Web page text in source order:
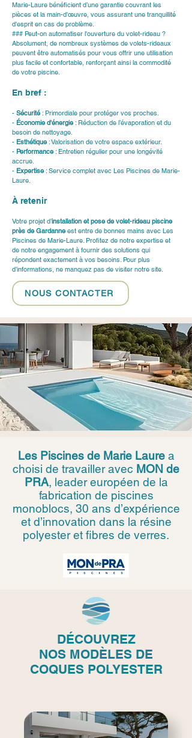
Marie-Laure bénéficient d’une garantie couvrant les
pièces et la main-d'œuvre, vous assurant une tranquillité
d'esprit en cas de problème.
### Peut-on automatiser l'ouverture du volet-rideau ?
Absolument, de nombreux systèmes de volets-rideaux
peuvent être automatisés pour vous offrir une utilisation
plus facile et confortable, renforçant ainsi la commodité
de votre piscine.
En bref :
- Sécurité : Primordiale pour protéger vos proches.
- Économie d'énergie : Réduction de l’évaporation et du
besoin de nettoyage.
- Esthétique : Valorisation de votre espace extérieur.
- Performance : Entretien régulier pour une longévité
accrue.
- Expertise : Service complet avec Les Piscines de Marie-
Laure.
À retenir
Votre projet d’installation et pose de volet-rideau piscine
près de Gardanne est entre de bonnes mains avec Les
Piscines de Marie-Laure. Profitez de notre expertise et
de notre engagement à fournir des solutions qui
répondent exactement à vos besoins. Pour plus
d’informations, ne manquez pas de visiter notre site.
NOUS CONTACTER
Les Piscines de Marie Laurea
choisi de travailler avec MON de
PRA, leader européen de la
fabrication de piscines
monoblocs, 30 ans d’expérience
et d’innovation dans la résine
polyester et fibres de verres.
DÉCOUVREZ
NOS MODÈLES DE
COQUES POLYESTER